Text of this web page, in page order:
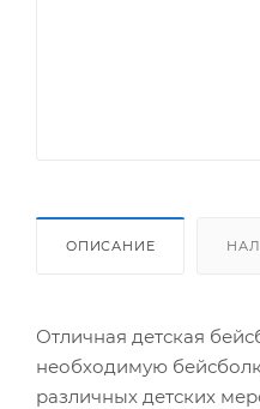
ОПИСАНИЕ
Отличная детская
необходимую
различных детских